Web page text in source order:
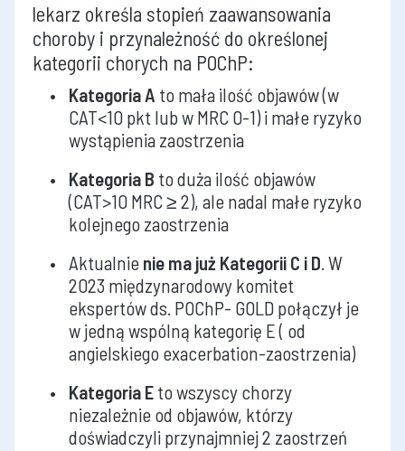
lekarz określa stopień zaawansowania
choroby i przynależność do określonej
kategorii chorych na POChP:
Kategoria A to mała ilość objawów (w
CAT<10 pkt lub w MRC 0-1) i małe ryzyko
wystąpienia zaostrzenia
Kategoria B to duża ilość objawów
(CAT>10 MRC ≥ 2), ale nadal małe ryzyko
kolejnego zaostrzenia
Aktualnie nie ma już Kategorii C i D. W
2023 międzynarodowy komitet
ekspertów ds. POChP- GOLD połączył je
w jedną wspólną kategorię E ( od
angielskiego exacerbation-zaostrzenia)
Kategoria Eto wszyscy chorzy
niezależnie od objawów, którzy
doświadczyli przynajmniej 2 zaostrzeń